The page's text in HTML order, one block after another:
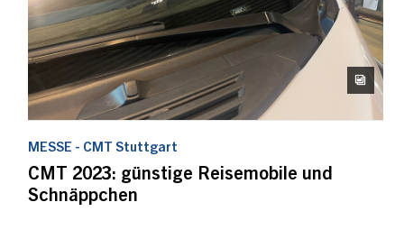
MESSE - CMT Stuttgart
CMT 2023: günstige Reisemobile und
Schnäppchen